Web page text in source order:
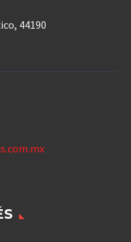
44190